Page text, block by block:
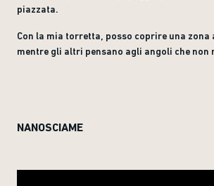
piazzata.
Con la mia torretta, posso coprire una zona
mentre gli altri pensano agli angoli che non
NANOSCIAME